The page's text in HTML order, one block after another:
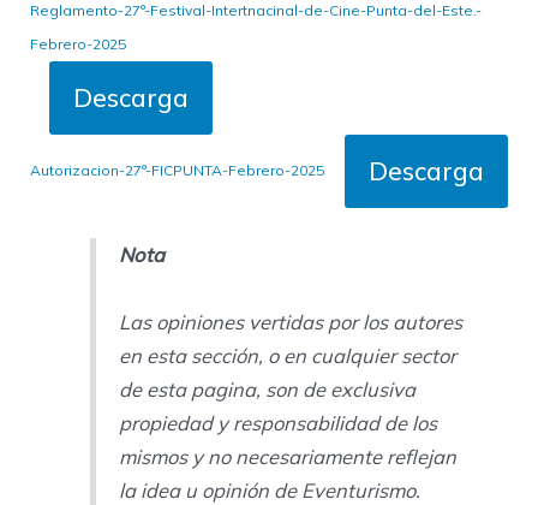
Reglamento-27°-Festival-Intertnacinal-de-Cine-Punta-del-Este.-
Febrero-2025
Descarga
Autorizacion-27°-FICPUNTA-Febrero-2025 Descarga
Nota
Las opiniones vertidas por los autores
en esta sección, o en cualquier sector
de esta pagina, son de exclusiva
propiedad y responsabilidad de los
mismos y no necesariamente reflejan
la idea u opinión de Eventurismo.